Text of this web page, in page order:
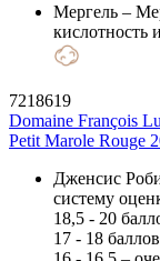
Мергель –
кислотность
7218619
Domaine François
Petit Marole Rouge
Дженсис
систему
18,5 - 20
17 - 18